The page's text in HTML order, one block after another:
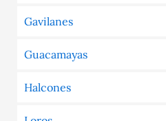
Gavilanes
Guacamayas
Halcones